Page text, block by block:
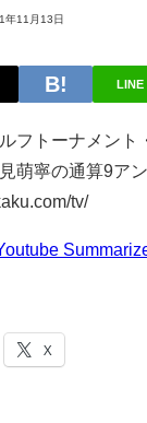
年11月13日
LINE
フトーナメント
萌寧の通算9ア
tv/
X